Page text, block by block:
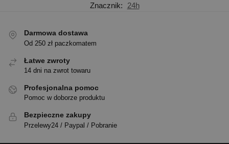
Znacznik:
24h
Darmowa dostawa
Od 250 zł paczkomatem
Łatwe zwroty
14 dni na zwrot towaru
Profesjonalna pomoc
Pomoc w doborze produktu
Bezpieczne zakupy
Przelewy24 / Paypal / Pobranie